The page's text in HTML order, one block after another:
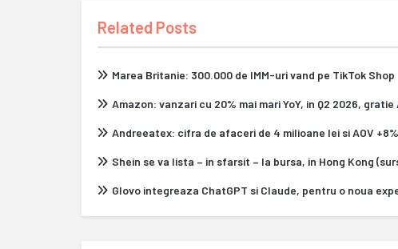
Related Posts
Marea Britanie: 300.000 de IMM-uri vand pe TikTok Shop
Amazon: vanzari cu 20% mai mari YoY, in Q2 2026, gratie
Andreeatex: cifra de afaceri de 4 milioane lei si AOV +8%
Shein se va lista – in sfarsit – la bursa, in Hong Kong
Glovo integreaza ChatGPT si Claude, pentru o noua